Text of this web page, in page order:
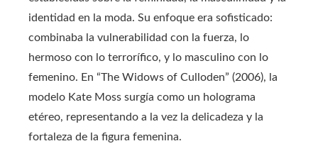
identidad en la moda. Su enfoque era sofisticado:
combinaba la vulnerabilidad con la fuerza, lo
hermoso con lo terrorífico, y lo masculino con lo
femenino. En “The Widows of Culloden” (2006), la
modelo Kate Moss surgía como un holograma
etéreo, representando a la vez la delicadeza y la
fortaleza de la figura femenina.